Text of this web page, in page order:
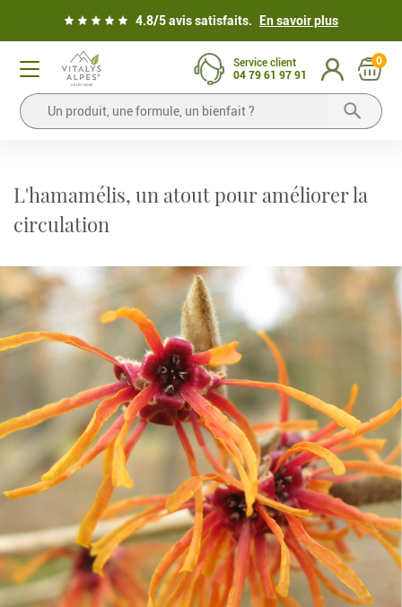
4.8/5 avis satisfaits. En savoir plus
Service client
04 79 61 97 91
0
L'hamamélis, un atout pour améliorer la
circulation